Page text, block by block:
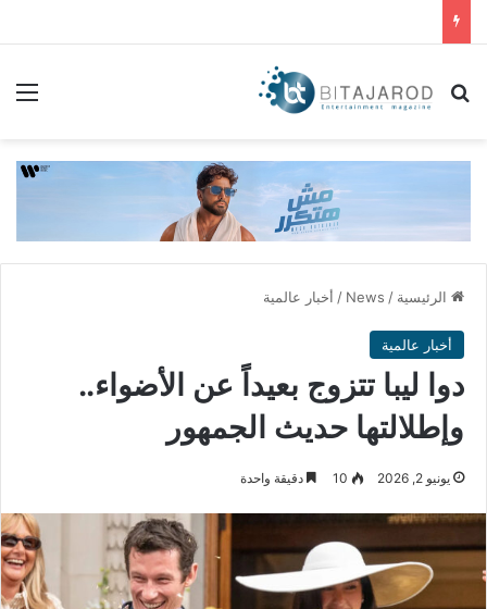
بحث عن
الرئيسية /
News
/ أخبار عالمية
أخبار عالمية
دوا ليبا تتزوج بعيداً عن الأضواء..
وإطلالتها حديث الجمهور
يونيو 2, 2026 10 دقيقة واحدة